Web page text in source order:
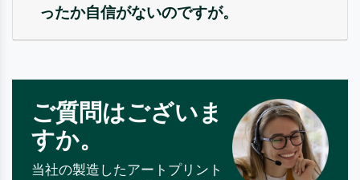
ったか自信がないのですが。
ご質問はございま
すか。
当社の製造したアートプリント